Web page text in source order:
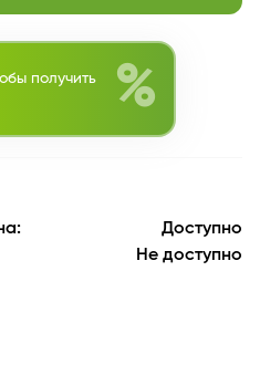
получить
%
Доступно
Не доступно